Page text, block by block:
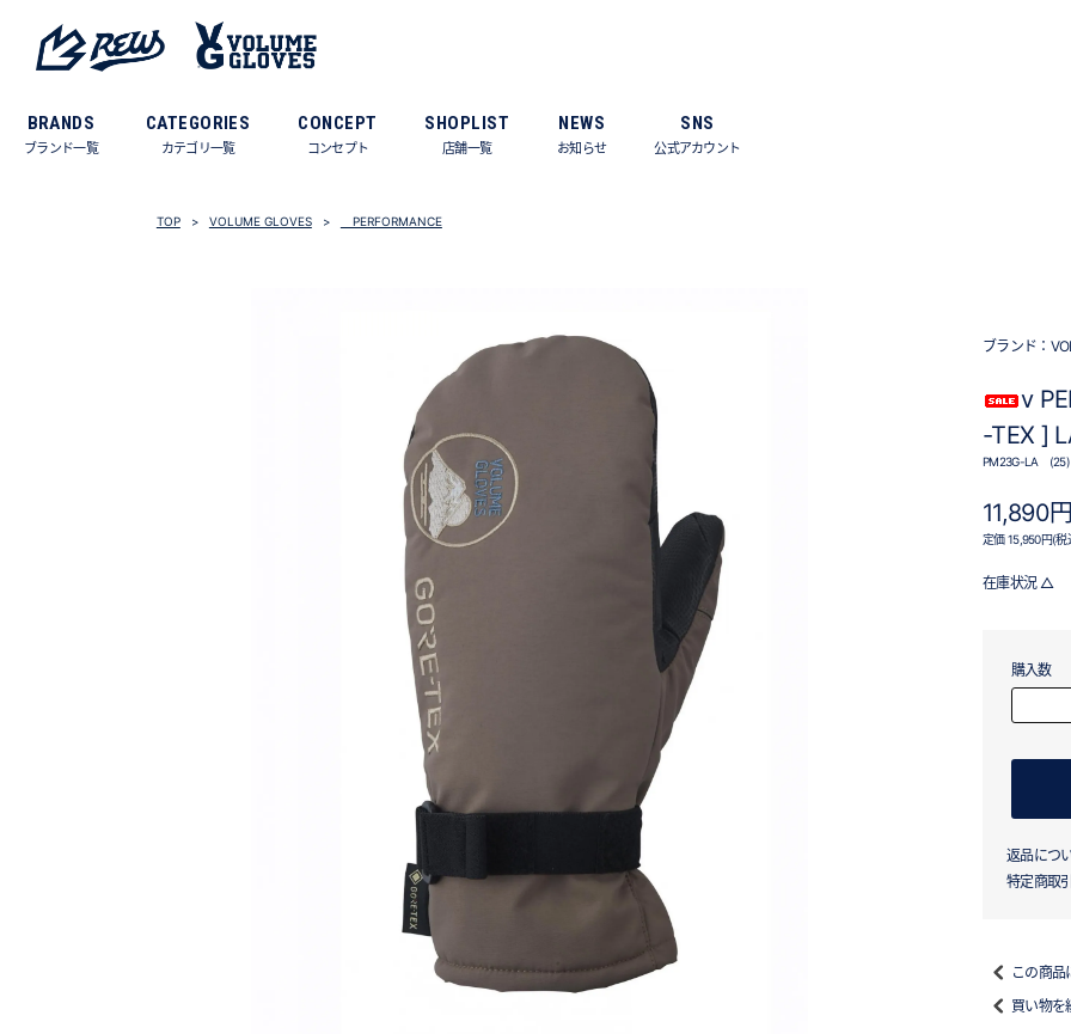
BRANDS
ブランド一覧
CATEGORIES
カテゴリ一覧
CONCEPT
コンセプト
SHOPLIST
店舗一覧
NEWS
お知らせ
SNS
公式アカウント
TOP VOLUME GLOVES PERFORMANCE
ブランド：
v
-TEX ]
PM23G-LA (25)
11,890
定価 15,950円(税
在庫状況 △
購入数
返品につ
特定商取
この商品
買い物を